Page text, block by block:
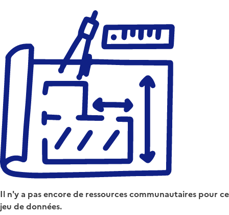
Il n'y a pas encore de ressources communautaires pour ce
jeu de données.